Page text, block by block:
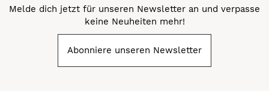
Melde dich jetzt für unseren Newsletter an und verpasse
keine Neuheiten mehr!
Abonniere unseren Newsletter